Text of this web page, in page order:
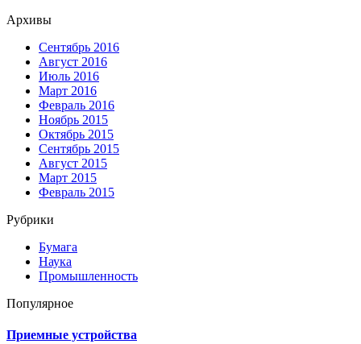
Архивы
Сентябрь 2016
Август 2016
Июль 2016
Март 2016
Февраль 2016
Ноябрь 2015
Октябрь 2015
Сентябрь 2015
Август 2015
Март 2015
Февраль 2015
Рубрики
Бумага
Наука
Промышленность
Популярное
Приемные устройства